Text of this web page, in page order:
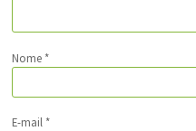
Nome *
E-mail *